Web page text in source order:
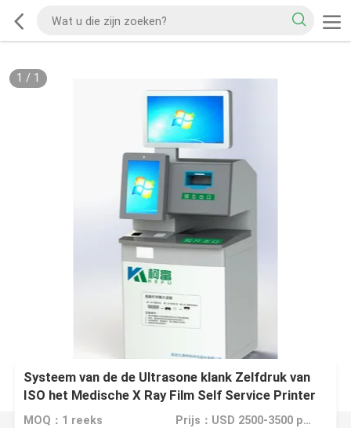
1 / 1
Systeem van de de Ultrasone klank Zelfdruk van
ISO het Medische X Ray Film Self Service Printer
MOQ：1 reeks Prijs：USD 2500-3500 per set